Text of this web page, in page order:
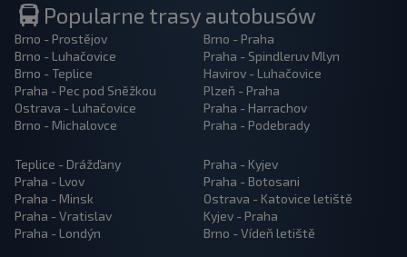
Popularne trasy autobusów
Brno - Prostějov
Brno - Luhačovice
Brno - Teplice
Praha - Pec pod Sněžkou
Ostrava - Luhačovice
Brno - Michalovce
Brno - Praha
Praha - Spindleruv Mlyn
Havirov - Luhačovice
Plzeň - Praha
Praha - Harrachov
Praha - Podebrady
Teplice - Drážďany
Praha - Lvov
Praha - Minsk
Praha - Vratislav
Praha - Londýn
Praha - Kyjev
Praha - Botosani
Ostrava - Katovice letiště
Kyjev - Praha
Brno - Vídeň letiště